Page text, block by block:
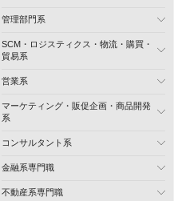
管理部門系
SCM・ロジスティクス・物流・購買・
貿易系
営業系
マーケティング・販促企画・商品開発
系
コンサルタント系
金融系専門職
不動産系専門職